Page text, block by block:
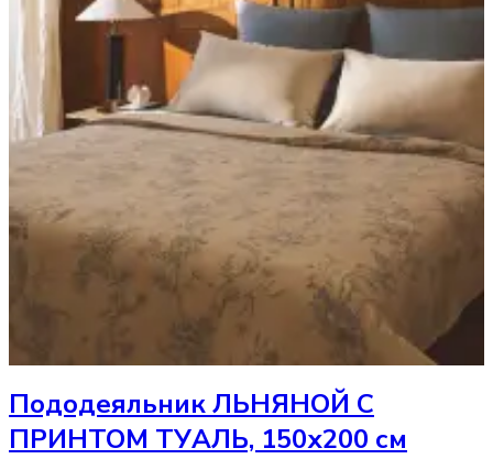
ПододеяльникЛЬНЯНОЙ С
ПРИНТОМ ТУАЛЬ, 150х200 см